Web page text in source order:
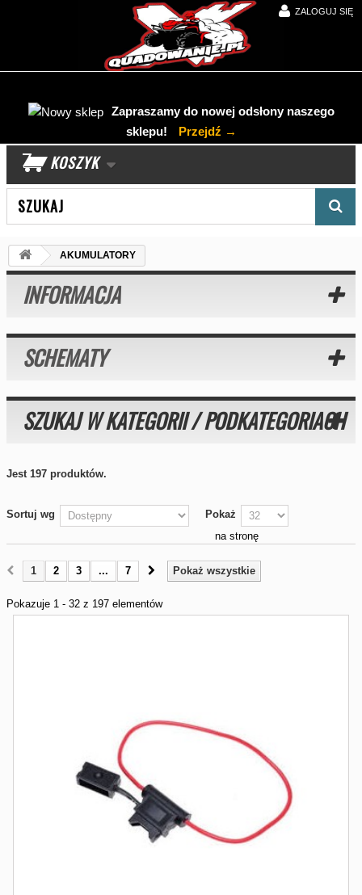
ZALOGUJ SIĘ
Zapraszamy do nowej odsłony naszego
sklepu!
Przejdź →
KOSZYK
AKUMULATORY
INFORMACJA
SCHEMATY
SZUKAJ W KATEGORII / PODKATEGORIACH
Jest 197 produktów.
Sortuj wg
Pokaż
na stronę
Pokaż wszystkie
1 2 3 ... 7
Pokazuje 1 - 32 z 197 elementów